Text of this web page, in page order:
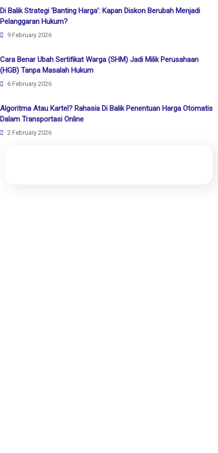
Di Balik Strategi ‘Banting Harga’: Kapan Diskon Berubah Menjadi
Pelanggaran Hukum?
9 February 2026
Cara Benar Ubah Sertifikat Warga (SHM) Jadi Milik Perusahaan
(HGB) Tanpa Masalah Hukum
6 February 2026
Algoritma Atau Kartel? Rahasia Di Balik Penentuan Harga Otomatis
Dalam Transportasi Online
2 February 2026